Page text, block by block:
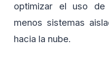
optimizar el uso
menos sistemas
hacia la nube.